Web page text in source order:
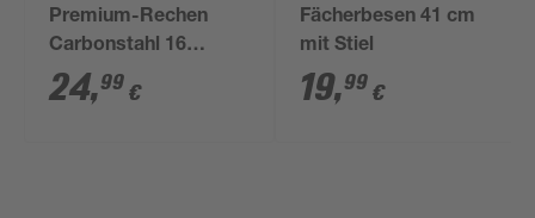
Premium-Rechen
Carbonstahl 16
Zinken 155 cm
24,99 €
Fächerbesen 41 cm
mit Stiel
19,99 €